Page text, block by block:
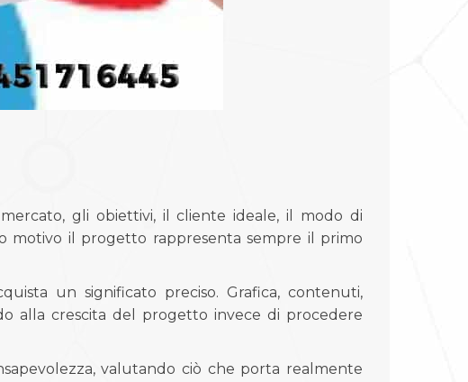
gli obiettivi, il cliente ideale, il modo di
motivo il progetto rappresenta sempre il primo
un significato preciso. Grafica, contenuti,
alla crescita del progetto invece di procedere
valutando ciò che porta realmente